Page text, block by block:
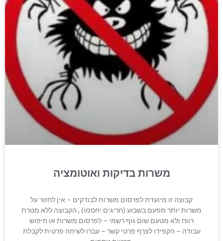
משרות בדיקות ואוטומציה
קבוצה זו מיועדת לפרסום משרות לבודקים – אין לחזור על
משרות יותר מפעם בשבוע (חריגים יחסמו) , הקבוצה ללא מטרת
רווח ולא מטעם שום גוף רשמי – לפרסום משרות או חיפוש
עבודה – הקפידו לצרף פרטי קשר – עברו לשיחה פרטית לקבלת